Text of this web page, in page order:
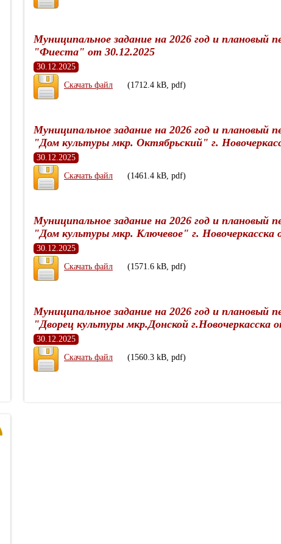
Муниципальное задание на 2026 год и плановый
"Фиеста" от 30.12.2025
30.12.2025
Скачать файл
(1712.4 kB, pdf)
Муниципальное задание на 2026 год и плановый
"Дом культуры мкр. Октябрьский" г.
30.12.2025
Скачать файл
(1461.4 kB, pdf)
Муниципальное задание на 2026 год и плановый
"Дом культуры мкр. Ключевое" г. Новочеркасска
30.12.2025
Скачать файл
(1571.6 kB, pdf)
Муниципальное задание на 2026 год и плановый
"Дворец культуры мкр.Донской г.Новочеркасска
30.12.2025
Скачать файл
(1560.3 kB, pdf)